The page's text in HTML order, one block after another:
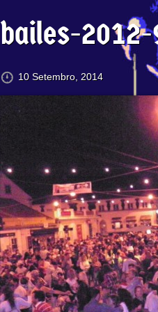
bailes-
10 Setembro, 2014